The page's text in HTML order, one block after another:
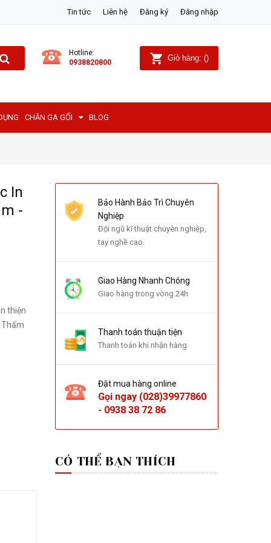
Tin tức Liên hệ Đăng ký Đăng nhập
Hotline:
0938820800
Giỏ hàng: ()
CHĂN GA GỐI BLOG
In
-
thiện
Thấm
Bảo Hành Bảo Trì Chuyên
Nghiệp
Đội ngũ kĩ thuật chuyên nghiệp,
tay nghề cao.
Giao Hàng Nhanh Chóng
Giao hàng trong vòng 24h
Thanh toán thuận tiện
Thanh toán khi nhận hàng
Đặt mua hàng online
Gọi ngay (028)39977860
- 0938 38 72 86
CÓ THỂ BẠN THÍCH